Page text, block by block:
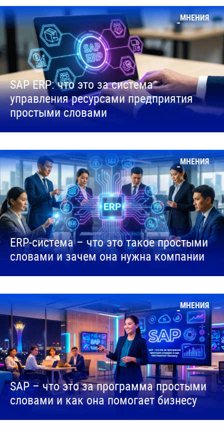
МНЕНИЯ
SAP ERP: что это за система
управления ресурсами предприятия
простыми словами
МНЕНИЯ
ERP-система – что это такое простыми
словами и зачем она нужна компании
МНЕНИЯ
SAP – что это за программа простыми
словами и как она помогает бизнесу